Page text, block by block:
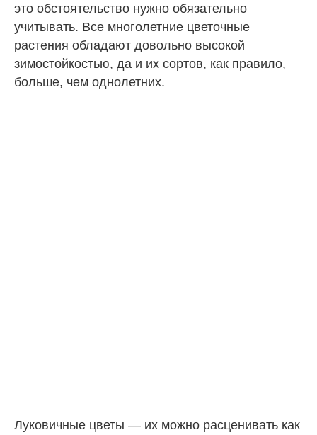
это обстоятельство нужно обязательно
учитывать. Все многолетние цветочные
растения обладают довольно высокой
зимостойкостью, да и их сортов, как правило,
больше, чем однолетних.
Луковичные цветы — их можно расценивать как